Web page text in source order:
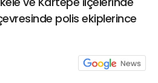
polis ekiplerince
21 Gölcük
02624132333